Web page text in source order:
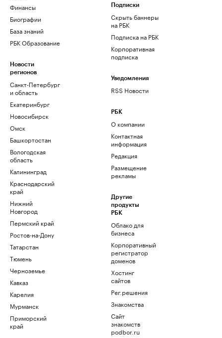
Финансы
Биографии
База знаний
РБК Образование
Новости
регионов
Санкт-Петербург
и область
Екатеринбург
Новосибирск
Омск
Башкортостан
Вологодская
область
Калининград
Краснодарский
край
Нижний
Новгород
Пермский край
Ростов-на-Дону
Татарстан
Тюмень
Черноземье
Кавказ
Карелия
Мурманск
Приморский
край
Подписки
Скрыть баннеры
на РБК
Подписка на РБК
Корпоративная
подписка
Уведомления
RSS Новости
РБК
О компании
Контактная
информация
Редакция
Размещение
рекламы
Другие
продукты
РБК
Облако для
бизнеса
Корпоративный
регистратор
доменов
Хостинг
сайтов
Рег.решения
Знакомства
Сайт
знакомств
podbor.ru